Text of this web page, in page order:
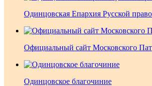
Одинцовская Епархия Русской
Официальный сайт Московского
Одинцовское благочиние